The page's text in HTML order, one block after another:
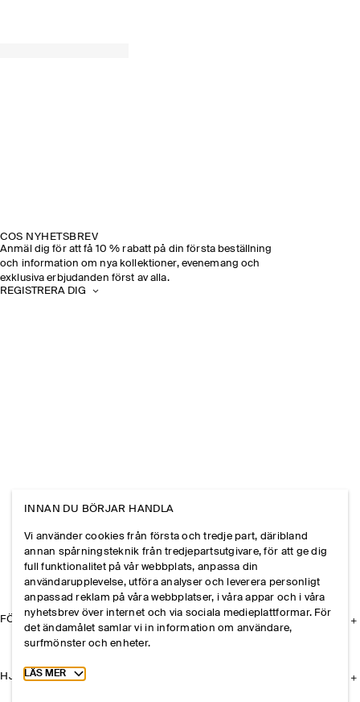
COS NYHETSBREV
Anmäl dig för att få 10 % rabatt på din första beställning
och information om nya kollektioner, evenemang och
exklusiva erbjudanden först av alla.
REGISTRERA DIG
FÖRETAGET
HJÄLP
INNAN DU BÖRJAR HANDLA
Vi använder cookies från första och tredje part, däribland
annan spårningsteknik från tredjepartsutgivare, för att ge dig
full funktionalitet på vår webbplats, anpassa din
användarupplevelse, utföra analyser och leverera personligt
anpassad reklam på våra webbplatser, i våra appar och i våra
nyhetsbrev över internet och via sociala medieplattformar. För
det ändamålet samlar vi in information om användare,
surfmönster och enheter.
Toggle more cookie information
LÄS MER